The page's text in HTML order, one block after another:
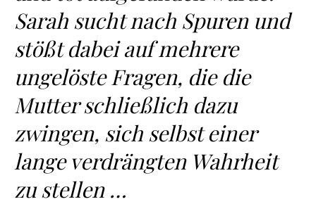
Sarah sucht nach Spuren und
stößt dabei auf mehrere
ungelöste Fragen, die die
Mutter schließlich dazu
zwingen, sich selbst einer
lange verdrängten Wahrheit
zu stellen …